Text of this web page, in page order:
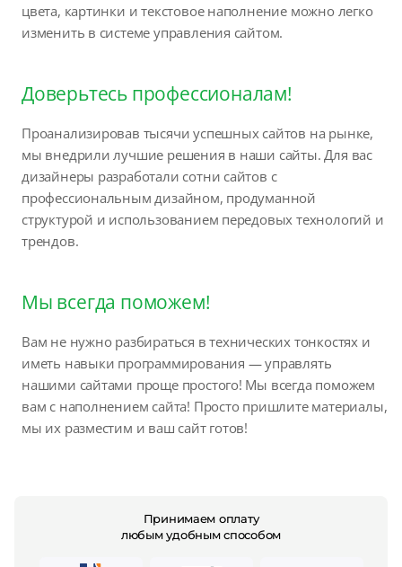
цвета, картинки и текстовое наполнение можно легко
изменить в системе управления сайтом.
Доверьтесь профессионалам!
Проанализировав тысячи успешных сайтов на рынке,
мы внедрили лучшие решения в наши сайты. Для вас
дизайнеры разработали сотни сайтов с
профессиональным дизайном, продуманной
структурой и использованием передовых технологий и
трендов.
Мы всегда поможем!
Вам не нужно разбираться в технических тонкостях и
иметь навыки программирования — управлять
нашими сайтами проще простого! Мы всегда поможем
вам с наполнением сайта! Просто пришлите материалы,
мы их разместим и ваш сайт готов!
Принимаем оплату
любым удобным способом